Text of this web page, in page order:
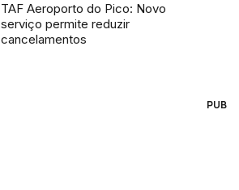
TAF Aeroporto do Pico: Novo
serviço permite reduzir
cancelamentos
PUB